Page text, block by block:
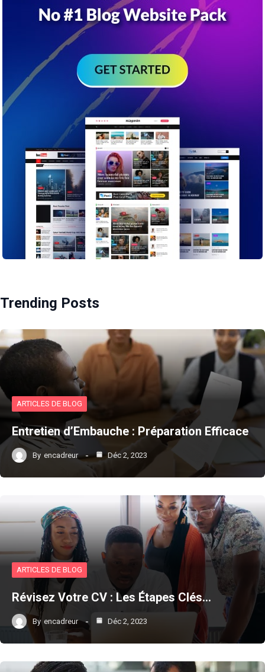
Trending Posts
ARTICLES DE BLOG
Entretien d’Embauche : Préparation Efficace
By encadreur Déc 2, 2023
ARTICLES DE BLOG
Révisez Votre CV : Les Étapes Clés…
By encadreur Déc 2, 2023